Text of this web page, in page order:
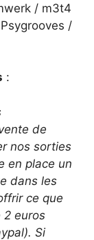
/ m3t4
/
:
de
nos sorties
en place un
dans les
ce que
2 euros
Si